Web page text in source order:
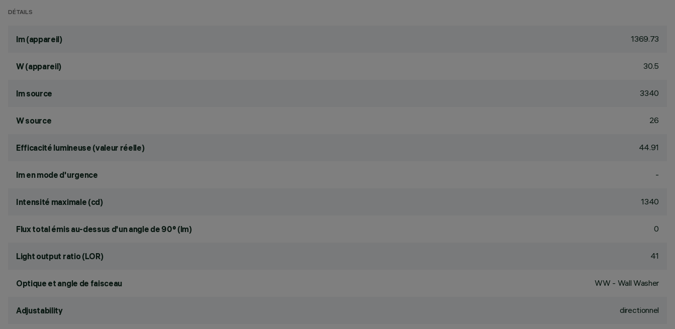
DÉTAILS
lm (appareil) 1369.73
W (appareil) 30.5
lm source 3340
W source 26
Efficacité lumineuse (valeur réelle) 44.91
lm en mode d'urgence -
Intensité maximale (cd) 1340
Flux total émis au-dessus d'un angle de 90° (lm) 0
Light output ratio (LOR) 41
Optique et angle de faisceau WW - Wall Washer
Adjustability directionnel